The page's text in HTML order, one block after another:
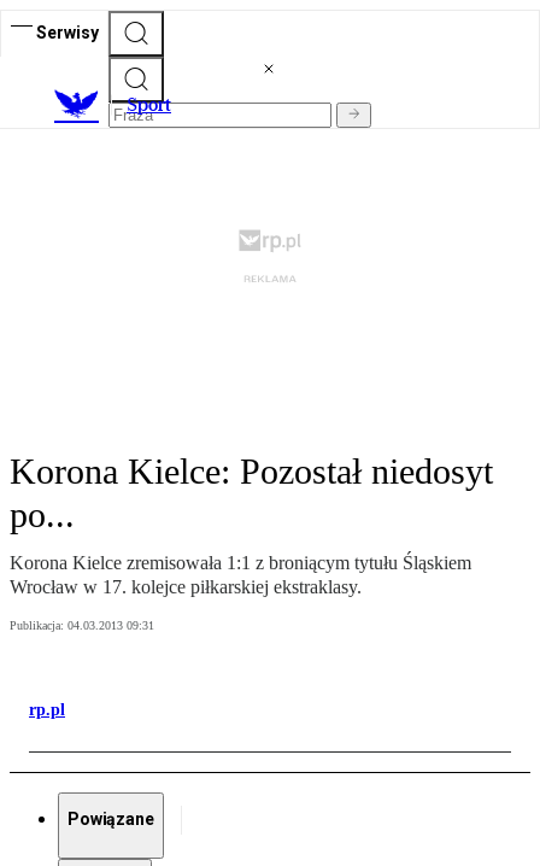
Serwisy
Sport
Korona Kielce: Pozostał niedosyt
po...
Korona Kielce zremisowała 1:1 z broniącym tytułu Śląskiem
Wrocław w 17. kolejce piłkarskiej ekstraklasy.
Publikacja: 04.03.2013 09:31
rp.pl
Powiązane